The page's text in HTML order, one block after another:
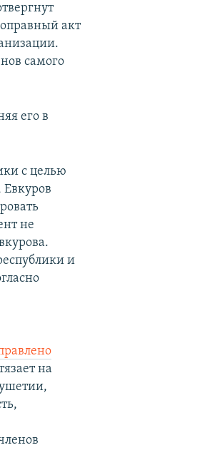
акт
самого
его в
с целью
Евкуров
не
и
на